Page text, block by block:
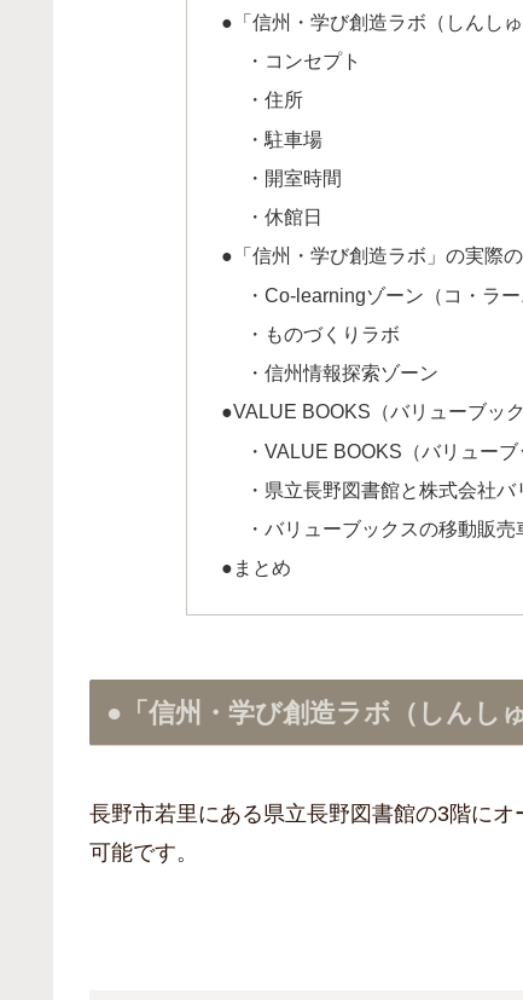
●「信州・学び創造ラボ（しんし
・コンセプト
・住所
・駐車場
・開室時間
・休館日
●「信州・学び創造ラボ」の実際
・Co-learningゾーン（コ・ラー
・ものづくりラボ
・信州情報探索ゾーン
●VALUE BOOKS（バリューブッ
・VALUE BOOKS（バリュー
・県立長野図書館と株式会社
・バリューブックスの移動販売
●まとめ
●「信州・学び創造ラボ（しんし
長野市若里にある県立長野図書館の3階に
可能です。